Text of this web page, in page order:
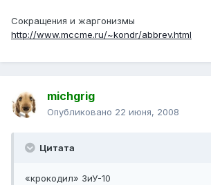
Сокращения и жаргонизмы
http://www.mccme.ru/~kondr/abbrev.html
michgrig
Опубликовано 22 июня, 2008
Цитата
«крокодил» ЗиУ-10